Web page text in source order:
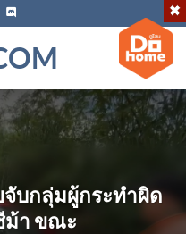
จับกลุ่มผู้กระทำผิด
ม้า ขณะ